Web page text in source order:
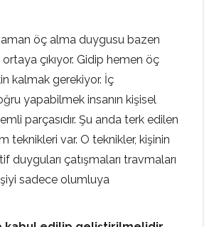
öç alma duygusu bazen
çıkıyor. Gidip hemen öç
kalmak gerekiyor. İç
yapabilmek insanın kişisel
parçasıdır. Şu anda terk edilen
teknikleri var. O teknikler, kişinin
duyguları çatışmaları travmaları
sadece olumluya